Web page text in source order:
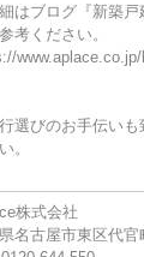
はブログ『新築戸
考ください。
選びのお手伝いも
。
株式会社
名古屋市東区代